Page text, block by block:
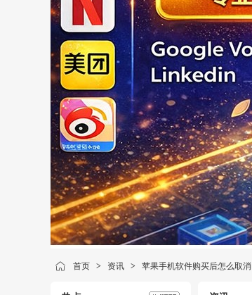
首页 > 资讯 > 苹果手机软件购买后怎么取消